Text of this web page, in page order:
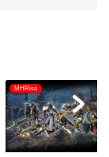
MHRise